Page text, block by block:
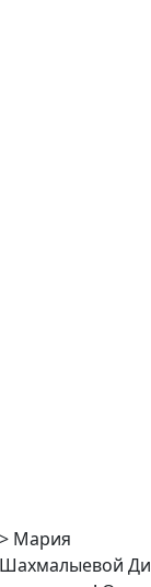
> Мария